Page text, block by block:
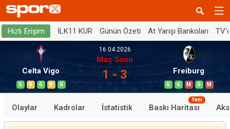
Hızlı Erişim İLK11 KUR Günün Özeti At Yarışı Bankoları
Celta Vigo
G B G B G
16.04.2026
Maç Sonu
1 - 3 Freiburg
G G M G M
Olaylar Kadrolar İstatistik Baskı Haritası
Yeni